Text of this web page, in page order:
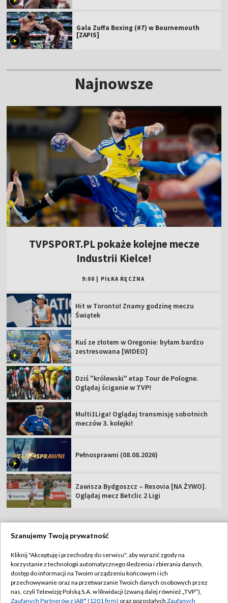
Gala Zuffa Boxing (#7) w Bournemouth
[ZAPIS]
Najnowsze
TVPSPORT.PL pokaże kolejne mecze
Industrii Kielce!
9:00 PIŁKA RĘCZNA
Hit w Toronto! Znamy godzinę meczu
Świątek
Kuś ze złotem w Oregonie: byłam bardzo
zestresowana [WIDEO]
Dziś "królewski" etap Tour de Pologne.
Oglądaj ściganie w TVP!
Multi1Liga! Oglądaj transmisję sobotnich
meczów 3. kolejki!
Pełnosprawni (08.08.2026)
Zawisza Bydgoszcz – Resovia [NA ŻYWO].
Oglądaj mecz Betclic 2 Ligi
Abonament TVP
Sklep TVP
Biuro Reklamy
Regulamin TVP
Polityka prywatności
Moje zgody
Szanujemy Twoją prywatność
Kliknij "Akceptuję i przechodzę do serwisu", aby wyrazić zgody na
korzystanie z technologii automatycznego śledzenia i zbierania danych,
dostęp do informacji na Twoim urządzeniu końcowym i ich
przechowywanie oraz na przetwarzanie Twoich danych osobowych przez
nas, czyli Telewizję Polską S.A. w likwidacji (zwaną dalej również „TVP”),
Zaufanych Partnerów z IAB* (1201 firm) oraz pozostałych Zaufanych